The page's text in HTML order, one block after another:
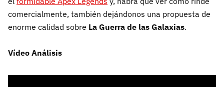
comercialmente, también dejándonos una propuesta de
enorme calidad sobre La Guerra de las Galaxias.
Vídeo Análisis